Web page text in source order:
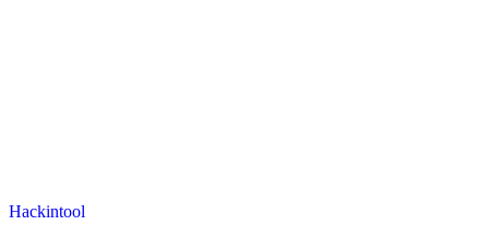
Hackintool